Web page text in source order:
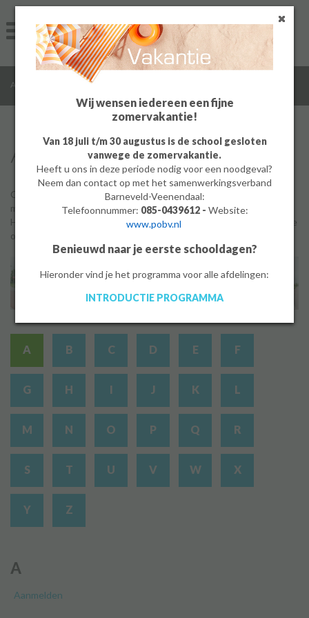
Wij wensen iedereen een fijne
zomervakantie!
Van 18 juli t/m 30 augustus is de school gesloten
vanwege de zomervakantie.
Heeft u ons in deze periode nodig voor een noodgeval?
Neem dan contact op met het samenwerkingsverband
Barneveld-Veenendaal:
Telefoonnummer: 085-0439612 - Website:
www.pobv.nl
Benieuwd naar je eerste schooldagen?
Hieronder vind je het programma voor alle afdelingen:
INTRODUCTIE PROGRAMMA
Algemeen
Groep 8
Leerlingen
Werken bij
Inloggen
Algemeen Algemene informatie
ABCDe Meerwaarde
Op onze school kun je alle kanten op. Om je al snel wegwijs te
maken op onze school hebben we een handig overzicht gemaakt.
Hieronder staan in alfabetische volgorde alle belangrijke dingen die
op onze school voorkomen.
A B C D E F
G H I J K L
M N O P Q R
S T U V W X
Y Z
A
Aanmelden